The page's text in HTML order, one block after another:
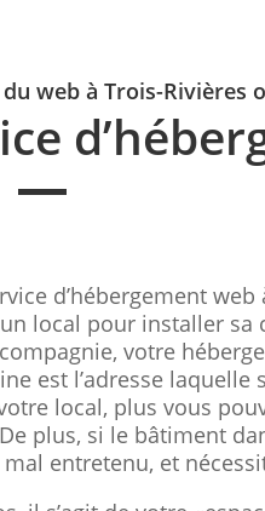
web à Trois-Rivières
d’hébergement
local pour installer sa
votre
est l’adresse laquelle
local, plus vous
plus, si le bâtiment
mal entretenu, et